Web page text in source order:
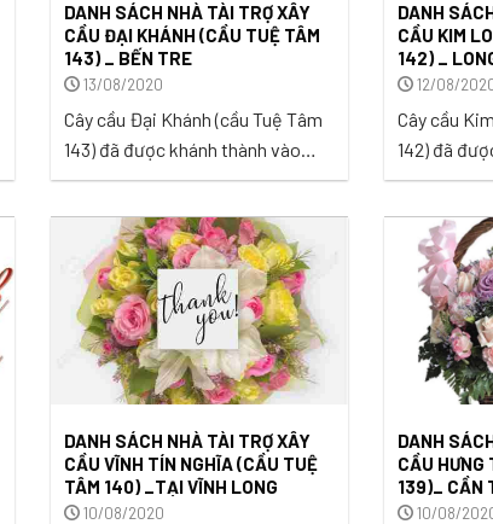
DANH SÁCH NHÀ TÀI TRỢ XÂY
CẦU ĐẠI KHÁNH (CẦU TUỆ TÂM
143) _ BẾN TRE
13/08/2020
Cây cầu Đại Khánh (cầu Tuệ Tâm
143) đã được khánh thành vào
ngày 05/09/2020 trong niềm vui
Tài Đại, xã Khánh Thạnh Tân,
huyện Mỏ Cày Bắc, tỉnh Bến Tre.
DANH
CẦU KIM
142) _
12/08/
Cây cầu
142) đã
vào sử
hạnh phúc
Thủy Tây,
Long An. ...
DANH SÁCH NHÀ TÀI TRỢ XÂY
CẦU VĨNH TÍN NGHĨA (CẦU TUỆ
TÂM 140) _TẠI VĨNH LONG
10/08/2020
DANH
CẦU HƯNG
139)_ CẦN
10/08/